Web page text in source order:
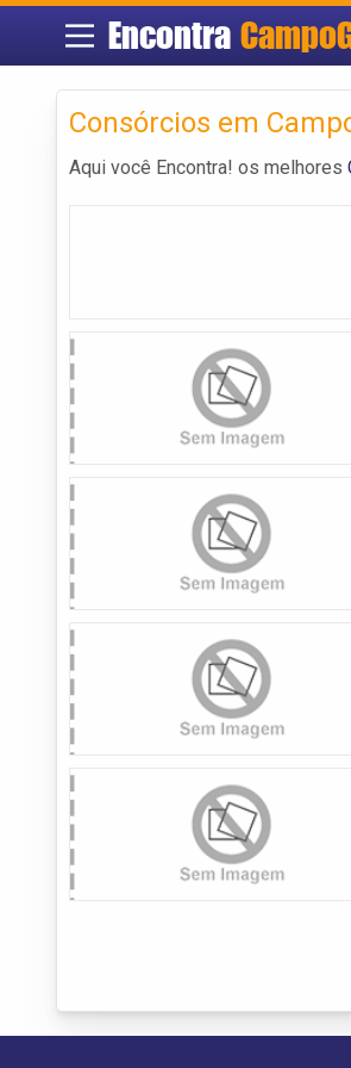
Encontra
Consórcios em
Aqui você Encontra! os melhores